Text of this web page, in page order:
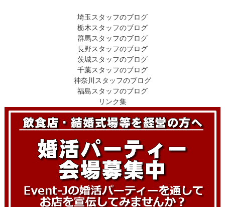
埼玉スタッフのブログ
栃木スタッフのブログ
群馬スタッフのブログ
長野スタッフのブログ
茨城スタッフのブログ
千葉スタッフのブログ
神奈川スタッフのブログ
福島スタッフのブログ
リンク集